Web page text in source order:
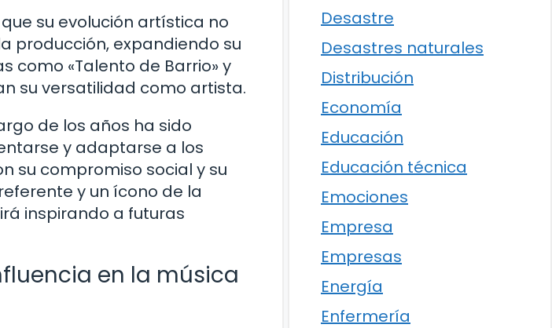
su evolución artística no
producción, expandiendo su
como «Talento de Barrio» y
su versatilidad como artista.
de los años ha sido
y adaptarse a los
su compromiso social y su
y un ícono de la
inspirando a futuras
en la música
Desastre
Desastres naturales
Distribución
Economía
Educación
Educación técnica
Emociones
Empresa
Empresas
Energía
Enfermería